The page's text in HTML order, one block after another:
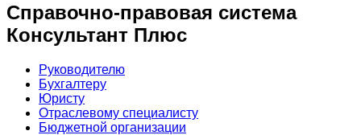
Справочно-правовая система
Консультант Плюс
Руководителю
Бухгалтеру
Юристу
Отраслевому специалисту
Бюджетной организации